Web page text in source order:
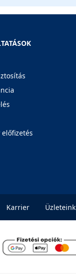
előfizetés
Karrier Üzleteink